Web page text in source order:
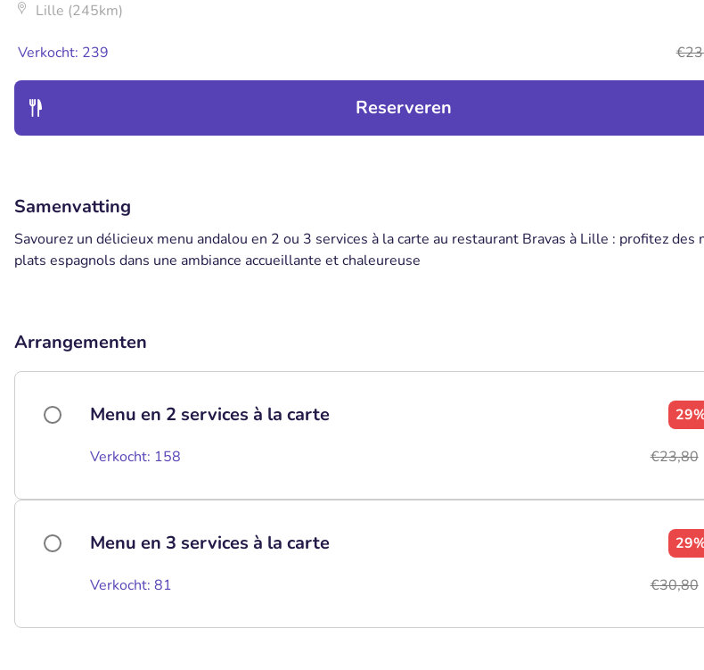
Lille (245km)
Verkocht: 239
Reserveren
Samenvatting
Savourez un délicieux menu andalou en 2 ou 3 services à la carte au restaurant Bravas à Lille : profitez des
plats espagnols dans une ambiance accueillante et chaleureuse
Arrangementen
Menu en 2 services à la carte
Verkocht: 158 €23,80
Menu en 3 services à la carte
Verkocht: 81 €30,80